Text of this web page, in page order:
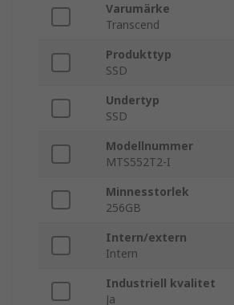
Varumärke
Transcend
Produkttyp
SSD
Undertyp
SSD
Modellnummer
MTS552T2-I
Minnesstorlek
256GB
Intern/extern
Intern
Industriell kvalitet
Ja